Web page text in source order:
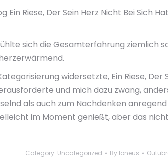
Riese, Der Sein Herz Nicht Bei Sich
sich die Gesamterfahrung ziemlich
widersetzte, Ein Riese,
und mich dazu zwang,
als auch zum Nachdenken
im Moment genießt, aber das
Category: Uncategorized By loneus